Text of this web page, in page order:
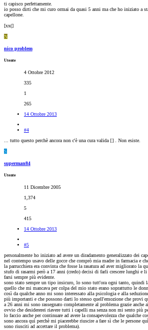
ti capisco perfettamente.
io posso dirti che mi curo ormai da quasi 5 anni ma che ho iniziato a
capellone.
[xx(]
N
nico problem
Utente
4 Ottobre 2012
335
1
265
14 Ottobre 2013
#4
... tutto questo perchè ancora non c'è una cura valida [] . Non esiste.
S
superman84
Utente
11 Dicembre 2005
1,374
5
415
14 Ottobre 2013
#5
personalmente ho iniziato ad avere un diradamento generalizzato dei
nel contempo usavo delle gocce che comprò mia madre in farmacia
la parrucchiera era convinta che fosse la rasatura ad aver migliorato la
stufo di rasarmi però a 17 anni (credo) decisi di farli crescere lunghi e
farsi sempre più evidente.
sono stato sempre un tipo insicuro, lo sono tutt'ora ogni tanto, quindi
quello che mi mancava per colpa del mio stato erano soprattutto le
così da qualche anno mi sono interessato alla psicologia e alla
più importanti e che possono darti lo stesso quell'emozione che provi
a 26 anni mi sono rassegnato completamente al problema grazie
ovvio che desidererei riavere tutti i capelli ma senza non mi sento più
lo faccio anche per continuare ad avere la consapevolezza che qualche
sono ancora quì perchè mi piacerebbe riuscire a fare sì che le persone
sono riusciti ad accettare il problema).